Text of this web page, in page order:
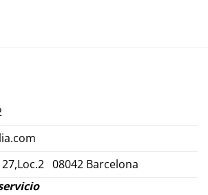
08042 Barcelona